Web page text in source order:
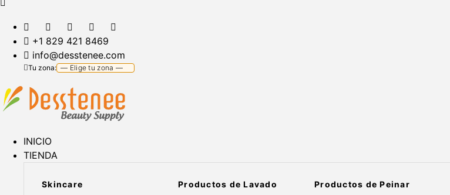
+1 829 421 8469
info@desstenee.com
Tu zona:
INICIO
TIENDA
Skincare Productos de Lavado Productos de Peinar